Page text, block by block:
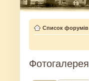
Список форумів
Фотогалерея